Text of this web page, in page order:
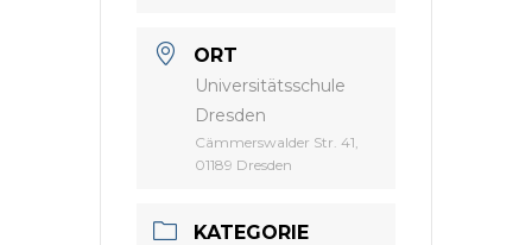
ORT
Universitätsschule
Dresden
Cämmerswalder Str. 41,
01189 Dresden
KATEGORIE